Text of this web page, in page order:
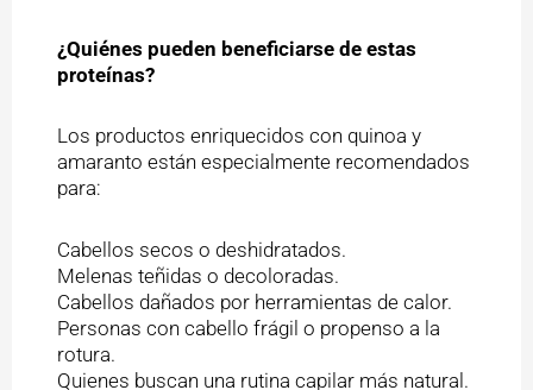
¿Quiénes pueden beneficiarse de estas
proteínas?
Los productos enriquecidos con quinoa y
amaranto están especialmente recomendados
para:
Cabellos secos o deshidratados.
Melenas teñidas o decoloradas.
Cabellos dañados por herramientas de calor.
Personas con cabello frágil o propenso a la
rotura.
Quienes buscan una rutina capilar más natural.